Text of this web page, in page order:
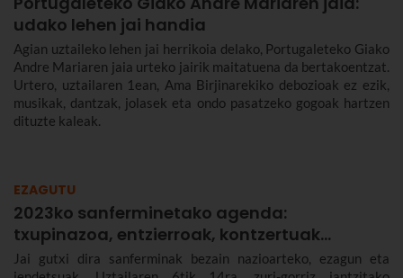
udako lehen jai handia
Agian uztaileko lehen jai herrikoia delako, Portugaleteko Giako
Andre Mariaren jaia urteko jairik maitatuena da bertakoentzat.
Urtero, uztailaren 1ean, Ama Birjinarekiko debozioak ez ezik,
musikak, dantzak, jolasek eta ondo pasatzeko gogoak hartzen
dituzte kaleak.
EZAGUTU
2023ko sanferminetako agenda:
txupinazoa, entzierroak, kontzertuak…
Jai gutxi dira sanferminak bezain nazioarteko, ezagun eta